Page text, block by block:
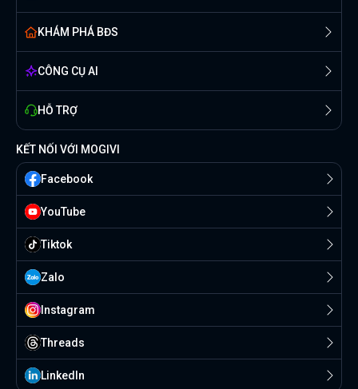
KHÁM PHÁ BĐS
CÔNG CỤ AI
HỖ TRỢ
KẾT NỐI VỚI MOGIVI
Facebook
YouTube
Tiktok
Zalo
Instagram
Threads
Linkedln